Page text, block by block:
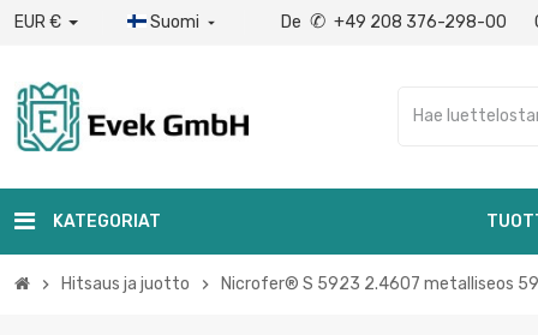
EUR € Suomi  De ✆ +49 208 376-298-00
KATEGORIAT
chevron_right Hitsaus ja juotto chevron_right Nicrofer® S 5923 2.4607 metalliseos